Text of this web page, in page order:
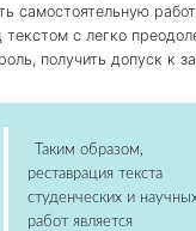
самостоятельную
текстом с легко
получить допуск к
Таким образом,
реставрация текста
студенческих и
работ является